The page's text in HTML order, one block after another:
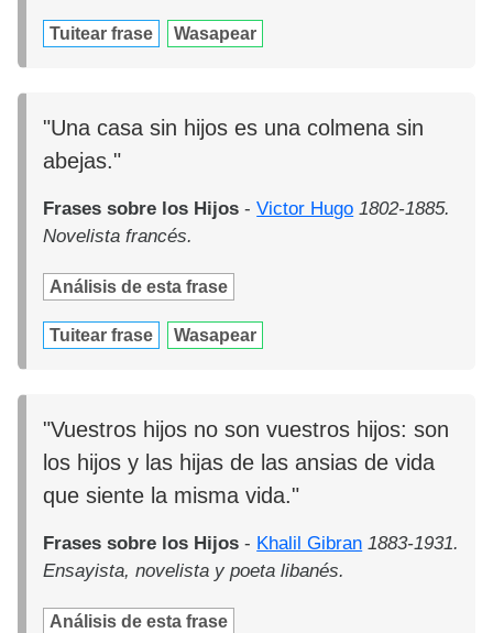
Tuitear frase Wasapear
"Una casa sin hijos es una colmena sin
abejas."
Frases sobre los Hijos -Victor Hugo 1802-1885.
Novelista francés.
Análisis de esta frase
Tuitear frase Wasapear
"Vuestros hijos no son vuestros hijos: son
los hijos y las hijas de las ansias de vida
que siente la misma vida."
Frases sobre los Hijos - Khalil Gibran 1883-1931.
Ensayista, novelista y poeta libanés.
Análisis de esta frase